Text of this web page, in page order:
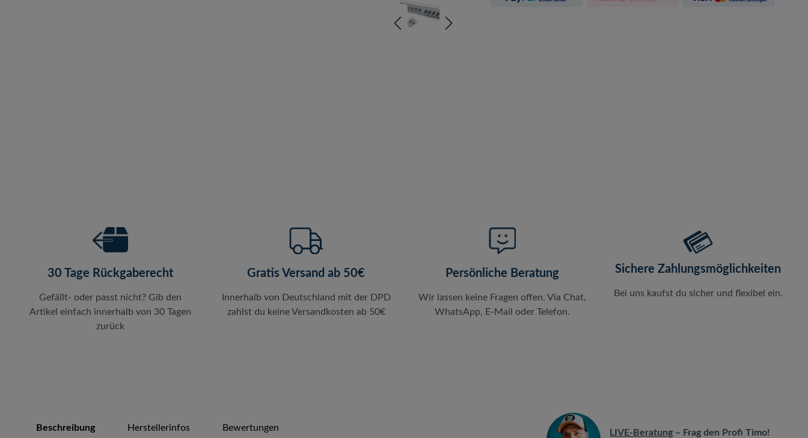
30 Tage Rückgaberecht
Gefällt- oder passt nicht? Gib den
Artikel einfach innerhalb von 30 Tagen
zurück
Gratis Versand ab 50€
Innerhalb von Deutschland mit der DPD
zahlst du keine Versandkosten ab 50€
Persönliche Beratung
Wir lassen keine Fragen offen. Via Chat,
WhatsApp, E-Mail oder Telefon.
Sichere Zahlungsmöglichkeiten
Bei uns kaufst du sicher und flexibel ein.
Beschreibung Herstellerinfos Bewertungen LIVE-Beratung – Frag den Profi Timo!